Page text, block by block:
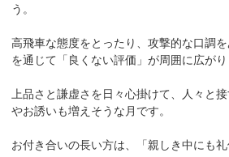
う。
高飛車な態度をとったり、攻撃的な口調
を通じて「良くない評価」が周囲に広がり
上品さと謙虚さを日々心掛けて、人々と
やお誘いも増えそうな月です。
お付き合いの長い方は、「親しき中にも